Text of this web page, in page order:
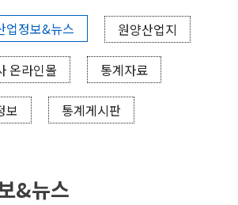
업정보&뉴스 원양산업지
온라인몰 통계자료
보 통계게시판
&뉴스